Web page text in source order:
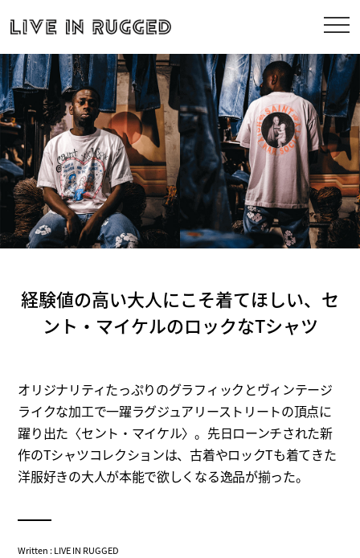
経験値の高い大人にこそ着てほしい、セ
ント・マイケルのロックなTシャツ
オリジナリティたっぷりのグラフィックとヴィンテージ
ライクな加工で一躍ラグジュアリーストリートの頂点に
躍り出た〈セント・マイケル〉。先日ローンチされた新
作のTシャツコレクションは、古着やロックTも着てきた
洋服好きの大人が本能で欲しくなる逸品が揃った。
Written : LIVE IN RUGGED